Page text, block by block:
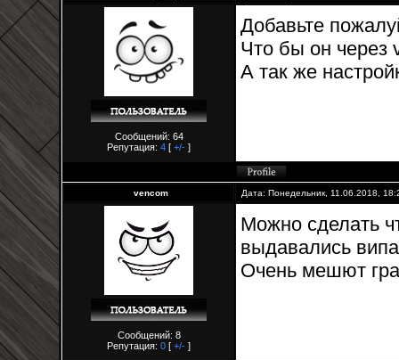
Сообщений: 64
Репутация: 4 [ +/- ]
Добавьте
Что бы он через
А так же
vencom Дата: Понедельник, 11.06.2018,
Сообщений: 8
Репутация: 0 [ +/- ]
Можно сделать
выдавались
Очень мешют